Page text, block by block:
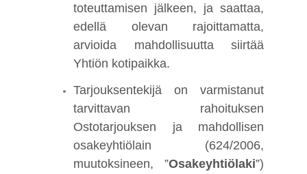
toteuttamisen jälkeen, ja saattaa,
edellä olevan rajoittamatta,
arvioida mahdollisuutta siirtää
Yhtiön kotipaikka.
Tarjouksentekijä on varmistanut
tarvittavan rahoituksen
Ostotarjouksen ja mahdollisen
osakeyhtiölain (624/2006,
muutoksineen, ”Osakeyhtiölaki”)